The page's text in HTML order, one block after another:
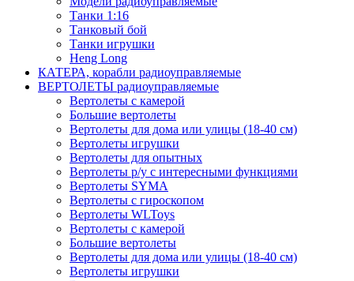
Танки 1:16
Танковый бой
Танки игрушки
Heng Long
КАТЕРА, корабли радиоуправляемые
ВЕРТОЛЕТЫ радиоуправляемые
Вертолеты с камерой
Большие вертолеты
Вертолеты для дома или улицы (18-40 см)
Вертолеты игрушки
Вертолеты для опытных
Вертолеты р/у с интересными функциями
Вертолеты SYMA
Вертолеты с гироскопом
Вертолеты WLToys
Вертолеты с камерой
Большие вертолеты
Вертолеты для дома или улицы (18-40 см)
Вертолеты игрушки